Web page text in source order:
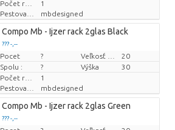
Počet rastlín/črepník
1
mbdesigned
Compo Mb - Ijzer rack 2glas Black
??? -,--
Cena za kus
Pocet ?
20
Spolu :
? Výška
30
Počet rastlín/črepník
1
mbdesigned
Compo Mb - Ijzer rack 2glas Green
??? -,--